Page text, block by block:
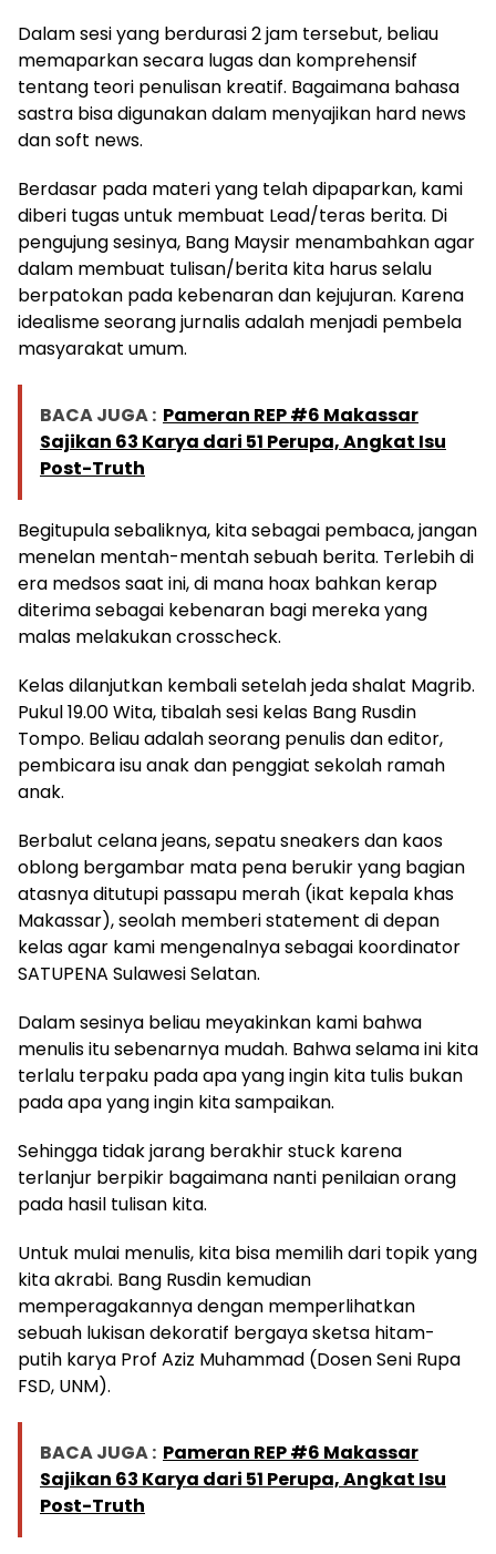
Dalam sesi yang berdurasi 2 jam tersebut, beliau
memaparkan secara lugas dan komprehensif
tentang teori penulisan kreatif. Bagaimana bahasa
sastra bisa digunakan dalam menyajikan hard news
dan soft news.
Berdasar pada materi yang telah dipaparkan, kami
diberi tugas untuk membuat Lead/teras berita. Di
pengujung sesinya, Bang Maysir menambahkan agar
dalam membuat tulisan/berita kita harus selalu
berpatokan pada kebenaran dan kejujuran. Karena
idealisme seorang jurnalis adalah menjadi pembela
masyarakat umum.
BACA JUGA : Pameran REP #6 Makassar
Sajikan 63 Karya dari 51 Perupa, Angkat Isu
Post-Truth
Begitupula sebaliknya, kita sebagai pembaca, jangan
menelan mentah-mentah sebuah berita. Terlebih di
era medsos saat ini, di mana hoax bahkan kerap
diterima sebagai kebenaran bagi mereka yang
malas melakukan crosscheck.
Kelas dilanjutkan kembali setelah jeda shalat Magrib.
Pukul 19.00 Wita, tibalah sesi kelas Bang Rusdin
Tompo. Beliau adalah seorang penulis dan editor,
pembicara isu anak dan penggiat sekolah ramah
anak.
Berbalut celana jeans, sepatu sneakers dan kaos
oblong bergambar mata pena berukir yang bagian
atasnya ditutupi passapu merah (ikat kepala khas
Makassar), seolah memberi statement di depan
kelas agar kami mengenalnya sebagai koordinator
SATUPENA Sulawesi Selatan.
Dalam sesinya beliau meyakinkan kami bahwa
menulis itu sebenarnya mudah. Bahwa selama ini kita
terlalu terpaku pada apa yang ingin kita tulis bukan
pada apa yang ingin kita sampaikan.
Sehingga tidak jarang berakhir stuck karena
terlanjur berpikir bagaimana nanti penilaian orang
pada hasil tulisan kita.
Untuk mulai menulis, kita bisa memilih dari topik yang
kita akrabi. Bang Rusdin kemudian
memperagakannya dengan memperlihatkan
sebuah lukisan dekoratif bergaya sketsa hitam-
putih karya Prof Aziz Muhammad (Dosen Seni Rupa
FSD, UNM).
BACA JUGA : Pameran REP #6 Makassar
Sajikan 63 Karya dari 51 Perupa, Angkat Isu
Post-Truth